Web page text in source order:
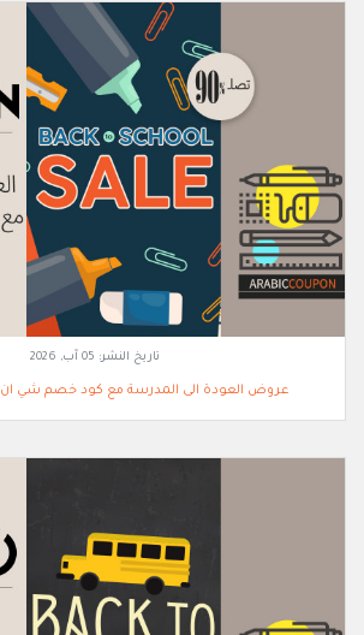
تاريخ النشر: 05 آب, 2026
عروض العودة الى المدرسة مع كود خصم شي ان 2026 تصل 90%